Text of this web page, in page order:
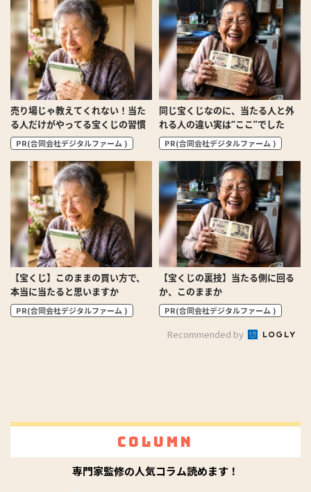
売り場じゃ教えてくれない！当た
る人だけがやってる宝くじの習慣
PR(合同会社デジタルファーム )
同じ宝くじなのに、当たる人と外
れる人の違い実は“ここ”でした
PR(合同会社デジタルファーム )
【宝くじ】このままの買い方で、
本当に当たると思いますか
PR(合同会社デジタルファーム )
【宝くじの裏技】当たる側に回る
か、このままか
PR(合同会社デジタルファーム )
Recommended by
Column
専門家監修の人気コラム読めます！